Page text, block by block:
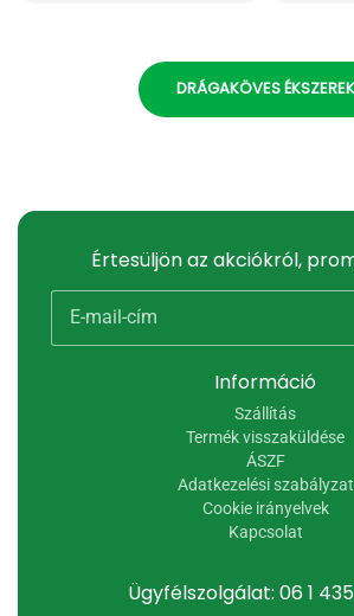
DRÁGAKÖVES ÉKSZEREK
Ügyfélszolgálat: 06 1
Információ
Szállítás
Termék visszaküldése
ÁSZF
Adatkezelési szabályzat
Cookie irányelvek
Kapcsolat
Értesüljön az akciókról,
E-mail-cím